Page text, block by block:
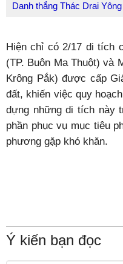
Danh thắng Thác Drai Yông
Hiện chỉ có 2/17 di tích
(TP. Buôn Ma Thuột) và
Krông Pắk) được cấp
đất, khiến việc quy
dựng những di tích này
phần phục vụ mục tiêu
phương gặp khó khăn.
Ý kiến bạn đọc